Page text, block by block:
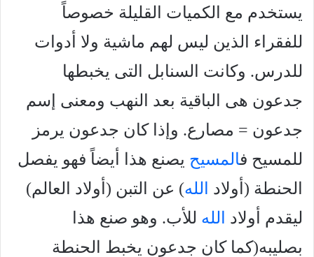
يستخدم مع الكميات القليلة خصوصاً
للفقراء الذين ليس لهم ماشية ولا أدوات
للدرس. وكانت السنابل التى يخبطها
جدعون هى الباقية بعد النهب ومعنى إسم
جدعون = مصارع. وإذا كان جدعون يرمز
للمسيح فالمسيح يصنع هذا أيضاً فهو يفصل
الحنطة (أولاد
الله) عن التبن (أولاد العالم)
ليقدم أولاد
الله للأب. وهو صنع هذا
بصليبه(كما كان جدعون يخبط الحنطة